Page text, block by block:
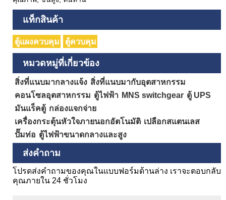
แท็กสินค้า
ตู้แผงควบคุม ตู้ควบคุม
หมวดหมู่ที่เกี่ยวข้อง
สิ่งที่แนบมากลางแจ้ง สิ่งที่แนบมากับอุตสาหกรรม
คอนโซลอุตสาหกรรม ตู้ไฟฟ้า MNS switchgear ตู้ UPS
มันแร็คตู้ กล่องแจกจ่าย
เครื่องกระตุ้นหัวใจภายนอกอัตโนมัติ เปลือกสแตนเลส
ปั๊มท่อ ตู้ไฟฟ้าขนาดกลางและสูง
ส่งคำถาม
โปรดส่งคำถามของคุณในแบบฟอร์มด้านล่าง เราจะตอบกลับ
คุณภายใน 24 ชั่วโมง